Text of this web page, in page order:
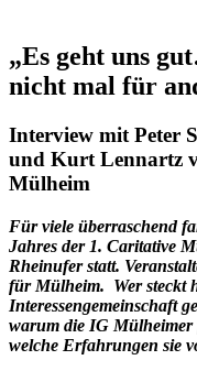
„Es geht uns
nicht mal für
Interview mit Peter
und Kurt Lennartz
Mülheim
Für viele überraschend
Jahres der 1. Caritative
Rheinufer statt.
für Mülheim. Wer steckt
Interessengemeinschaft
warum die IG
welche Erfahrungen sie